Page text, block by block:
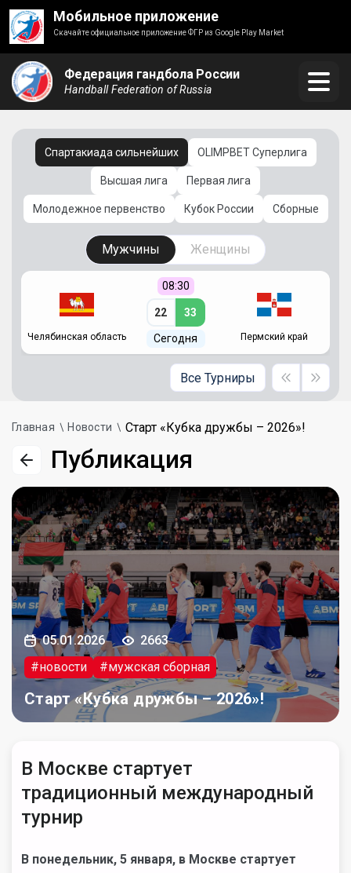
Мобильное приложение
Скачайте официальное приложение ФГР из Google Play Market
Федерация гандбола России
Handball Federation of Russia
Спартакиада сильнейших OLIMPBET Суперлига
Высшая лига Первая лига
Молодежное первенство Кубок России Сборные
Мужчины Женщины
Челябинская область
08:30
22 33
Сегодня Пермский край
Все Турниры
Главная Новости Старт «Кубка дружбы – 2026»!
Публикация
05.01.2026
2663
#новости
#мужская сборная
Старт «Кубка дружбы – 2026»!
В Москве стартует
традиционный международный
турнир
В понедельник, 5 января, в Москве стартует